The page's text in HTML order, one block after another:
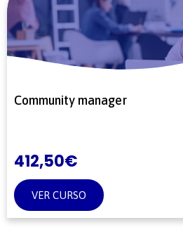
Community manager
412,50€
VER CURSO